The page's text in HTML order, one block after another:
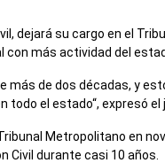
dejará su cargo en el
más actividad del
más de dos décadas, y
el estado“, expresó el
Metropolitano en
Civil durante casi 10 años.